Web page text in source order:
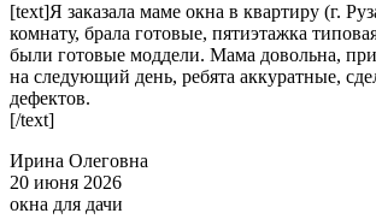
[text]Я заказала маме окна в квартиру (г.
комнату, брала готовые, пятиэтажка
были готовые моддели. Мама довольна,
на следующий день, ребята аккуратные,
дефектов.
[/text]
Ирина Олеговна
20 июня 2026
окна для дачи